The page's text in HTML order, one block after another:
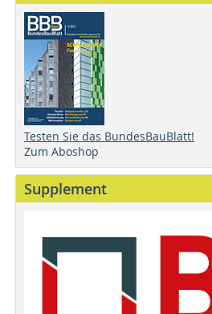
Testen Sie das BundesBauBlatt!
Zum Aboshop
Supplement